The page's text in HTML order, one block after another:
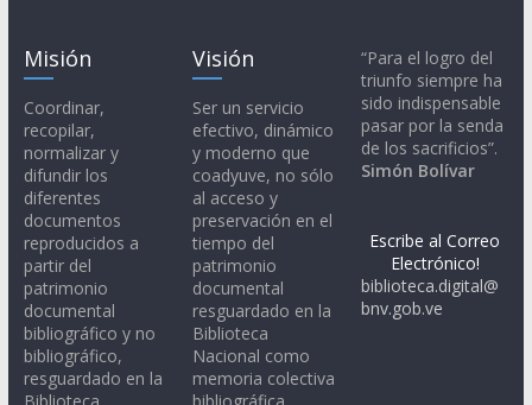
Misión
Coordinar,
recopilar,
normalizar y
difundir los
diferentes
documentos
reproducidos a
partir del
patrimonio
documental
bibliográfico y no
bibliográfico,
resguardado en la
Visión
Ser un servicio
efectivo, dinámico
y moderno que
coadyuve, no sólo
al acceso y
preservación en el
tiempo del
patrimonio
documental
resguardado en la
Biblioteca
Nacional como
memoria colectiva
“Para el logro del
triunfo siempre ha
sido indispensable
pasar por la senda
de los sacrificios”.
Simón Bolívar
Escribe al Correo
Electrónico!
biblioteca.digital@
bnv.gob.ve